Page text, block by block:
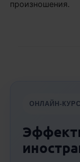
произношения.
ОНЛАЙН-КУРС